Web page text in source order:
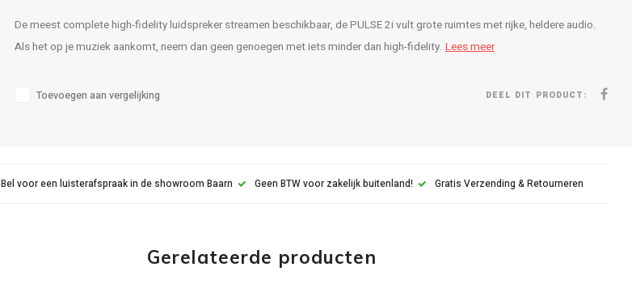
De meest complete high-fidelity luidspreker streamen beschikbaar, de PULSE 2i vult grote ruimtes met rijke, heldere audio.
Als het op je muziek aankomt, neem dan geen genoegen met iets minder dan high-fidelity. Lees meer
Toevoegen aan vergelijking DEEL DIT PRODUCT:
Bel voor een luisterafspraak in de showroom Baarn Geen BTW voor zakelijk buitenland! Gratis Verzending & Retourneren
Gerelateerde producten